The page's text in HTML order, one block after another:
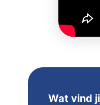
Wat vind